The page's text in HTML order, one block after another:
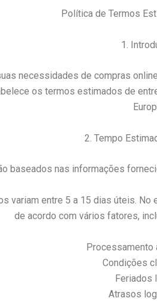
Política de Termos
1.
necessidades de compras
os termos estimados de
2. Tempo
baseados nas informações
variam entre 5 a 15 dias úteis.
de acordo com vários fatores,
Processamento
Condições
Feriados
Atrasos